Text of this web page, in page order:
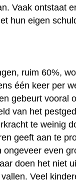
Vaak ontstaat
hun eigen
ruim 60%,
één keer per
gebeurt vooral
van het
te weinig
geeft aan te
even
doen het niet
Veel